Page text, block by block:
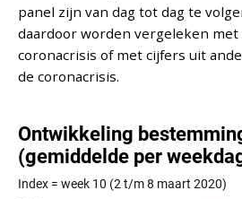
panel zijn van dag tot dag te
daardoor worden vergeleken met
coronacrisis of met cijfers uit
de coronacrisis.